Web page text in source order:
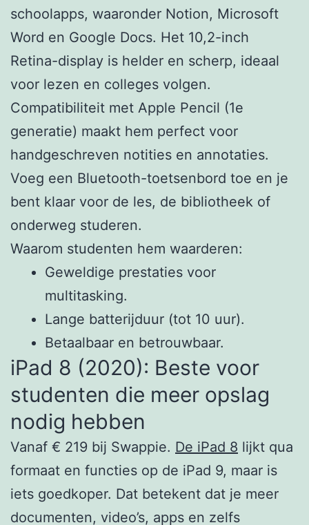
schoolapps, waaronder Notion, Microsoft
Word en Google Docs. Het 10,2-inch
Retina-display is helder en scherp, ideaal
voor lezen en colleges volgen.
Compatibiliteit met Apple Pencil (1e
generatie) maakt hem perfect voor
handgeschreven notities en annotaties.
Voeg een Bluetooth-toetsenbord toe en je
bent klaar voor de les, de bibliotheek of
onderweg studeren.
Waarom studenten hem waarderen:
Geweldige prestaties voor
multitasking.
Lange batterijduur (tot 10 uur).
Betaalbaar en betrouwbaar.
iPad 8 (2020): Beste voor
studenten die meer opslag
nodig hebben
Vanaf € 219 bij Swappie. De iPad 8 lijkt qua
formaat en functies op de iPad 9, maar is
iets goedkoper. Dat betekent dat je meer
documenten, video’s, apps en zelfs